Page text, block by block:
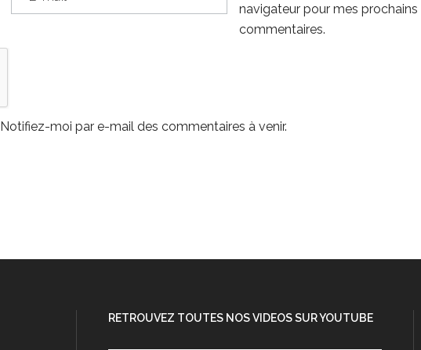
navigateur pour mes prochains
commentaires.
Notifiez-moi par e-mail des commentaires à venir.
RETROUVEZ TOUTES NOS VIDEOS SUR YOUTUBE